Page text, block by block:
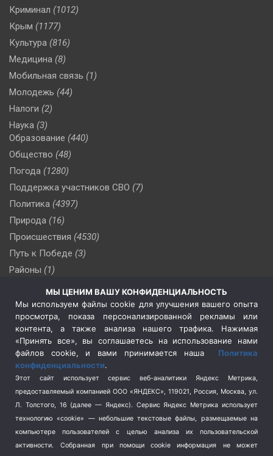
Криминал (1012)
Крым (1177)
Культура (816)
Медицина (8)
Мобильная связь (1)
Молодежь (44)
Налоги (2)
Наука (3)
Образование (440)
Общество (48)
Погода (1280)
Поддержка участников СВО (7)
Политика (4397)
Природа (16)
Происшествия (4530)
Путь к Победе (3)
Районы (1)
(510)
Сельское хозяйство (3)
Социальная политика
(3)
Спецоперация в Украине
Спецоперация на Украине
(404)
Спорт (740)
Терроризм (1)
Транспорт (262)
Туризм (178)
МЫ ЦЕНИМ ВАШУ КОНФИДЕНЦИАЛЬНОСТЬ
Мы используем файлы cookie для улучшения вашего опыта
просмотра, показа персонализированной рекламы или
контента, а также анализа нашего трафика. Нажимая
«Принять все», вы соглашаетесь на использование нами
файлов cookie, и вами принимается наша Политика
конфиденциальности.
Этот сайт использует сервис веб-аналитики Яндекс Метрика,
предоставляемый компанией ООО «ЯНДЕКС», 119021, Россия, Москва, ул.
Л. Толстого, 16 (далее — Яндекс). Сервис Яндекс Метрика использует
технологию «cookie» — небольшие текстовые файлы, размещаемые на
компьютере пользователей с целью анализа их пользовательской
активности.
Собранная при помощи cookie информация не может